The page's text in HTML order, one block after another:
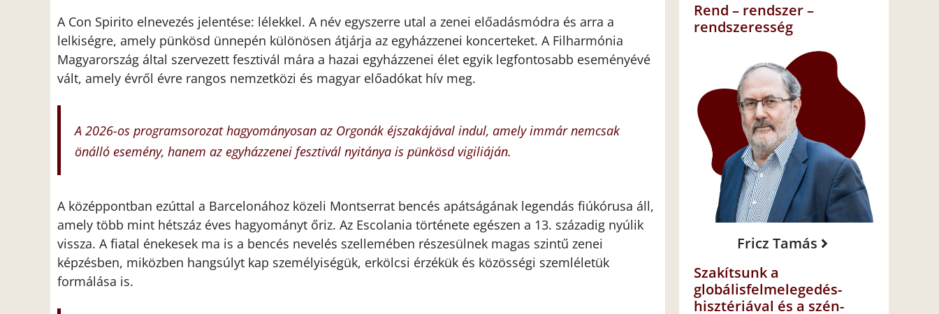
A Con Spirito elnevezés jelentése: lélekkel. A név egyszerre utal a zenei előadásmódra és arra a
lelkiségre, amely pünkösd ünnepén különösen átjárja az egyházzenei koncerteket. A Filharmónia
Magyarország által szervezett fesztivál mára a hazai egyházzenei élet egyik legfontosabb eseményévé
vált, amely évről évre rangos nemzetközi és magyar előadókat hív meg.
A 2026-os programsorozat hagyományosan az Orgonák éjszakájával indul, amely immár nemcsak
önálló esemény, hanem az egyházzenei fesztivál nyitánya is pünkösd vigiliáján.
A középpontban ezúttal a Barcelonához közeli Montserrat bencés apátságának legendás fiúkórusa áll,
amely több mint hétszáz éves hagyományt őriz. Az Escolania története egészen a 13. századig nyúlik
vissza. A fiatal énekesek ma is a bencés nevelés szellemében részesülnek magas szintű zenei
képzésben, miközben hangsúlyt kap személyiségük, erkölcsi érzékük és közösségi szemléletük
formálása is.
Rend – rendszer –
rendszeresség
Fricz Tamás
Szakítsunk a
globálisfelmelegedés-
hisztériával és a szén-